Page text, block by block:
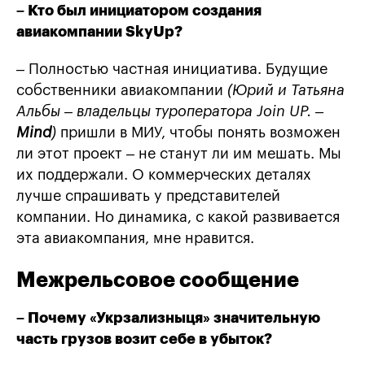
– Кто был инициатором создания
авиакомпании SkyUp?
– Полностью частная инициатива. Будущие
собственники авиакомпании (Юрий и Татьяна
Альбы – владельцы туроператора Join UP. –
Mind) пришли в МИУ, чтобы понять возможен
ли этот проект – не станут ли им мешать. Мы
их поддержали. О коммерческих деталях
лучше спрашивать у представителей
компании. Но динамика, с какой развивается
эта авиакомпания, мне нравится.
Межрельсовое сообщение
– Почему «Укрзализныця» значительную
часть грузов возит себе в убыток?